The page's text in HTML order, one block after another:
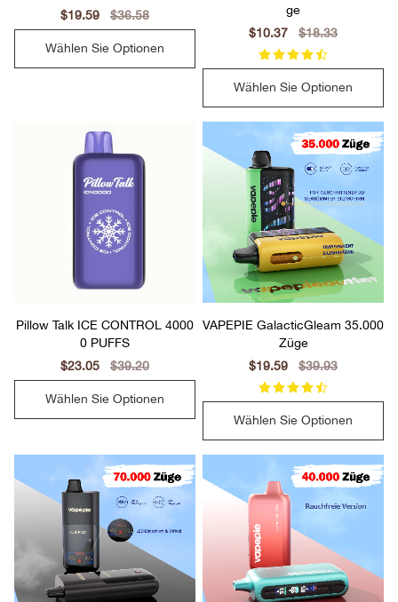
Sale
price
$19.59
Regular
price
$36.58
Wählen Sie Optionen
ge
Sale
price
$10.37
Regular
price
$18.33
Wählen Sie Optionen
Pillow Talk ICE CONTROL 4000
0 PUFFS
Sale
price
$23.05
Regular
price
$39.20
Wählen Sie Optionen
VAPEPIE GalacticGleam 35.000
Züge
Sale
price
$19.59
Regular
price
$39.93
Wählen Sie Optionen